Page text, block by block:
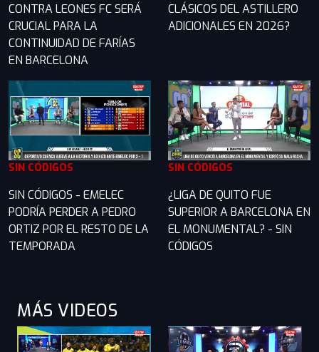
CONTRA LEONES FC SERÁ
CRUCIAL PARA LA
CONTINUIDAD DE FARÍAS
EN BARCELONA
CLÁSICOS DEL ASTILLERO
ADICIONALES EN 2026?
SIN CÓDIGOS
SIN CÓDIGOS - EMELEC
PODRÍA PERDER A PEDRO
ORTIZ POR EL RESTO DE LA
TEMPORADA
SIN CÓDIGOS
¿LIGA DE QUITO FUE
SUPERIOR A BARCELONA EN
EL MONUMENTAL? - SIN
CÓDIGOS
MÁS VIDEOS